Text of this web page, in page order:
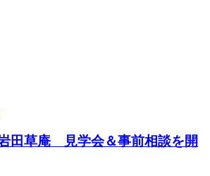
田草庵 見学会＆事前相談を開